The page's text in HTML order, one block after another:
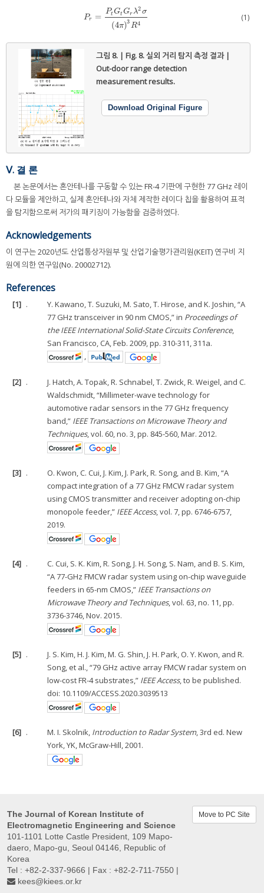
Pr =
PtGtGrλ2σ
(4π)3R4
Pr= PtGtGrλ2σ(4π)3R (1)
그림 8. | Fig. 8.실외 거리 탐지 측정 결과 |
Out-door range detection
measurement results.
Download Original Figure
Ⅴ. 결 론
본 논문에서는 혼안테나를 구동할 수 있는 FR-4 기판에 구현한 77 GHz 레이
다 모듈을 제안하고, 실제 혼안테나와 자체 제작한 레이다 칩을 활용하여 표적
을 탐지함으로써 저가의 패키징이 가능함을 검증하였다.
Acknowledgements
이 연구는 2020년도 산업통상자원부 및 산업기술평가관리원(KEIT) 연구비 지
원에 의한 연구임(No. 20002712).
References
[1] .
Y. Kawano, T. Suzuki, M. Sato, T. Hirose, and K. Joshin, “A
77 GHz transceiver in 90 nm CMOS,” in Proceedings of
the IEEE International Solid-State Circuits Conference,
San Francisco, CA, Feb. 2009, pp. 310-311, 311a.
[2] .
J. Hatch, A. Topak, R. Schnabel, T. Zwick, R. Weigel, and C.
Waldschmidt, “Millimeter-wave technology for
automotive radar sensors in the 77 GHz frequency
band,” IEEE Transactions on Microwave Theory and
Techniques, vol. 60, no. 3, pp. 845-560, Mar. 2012.
[3] .
O. Kwon, C. Cui, J. Kim, J. Park, R. Song, and B. Kim, “A
compact integration of a 77 GHz FMCW radar system
using CMOS transmitter and receiver adopting on-chip
monopole feeder,” IEEE Access, vol. 7, pp. 6746-6757,
2019.
[4] .
C. Cui, S. K. Kim, R. Song, J. H. Song, S. Nam, and B. S. Kim,
“A 77-GHz FMCW radar system using on-chip waveguide
feeders in 65-nm CMOS,” IEEE Transactions on
Microwave Theory and Techniques, vol. 63, no. 11, pp.
3736-3746, Nov. 2015.
[5] .
J. S. Kim, H. J. Kim, M. G. Shin, J. H. Park, O. Y. Kwon, and R.
Song, et al., “79 GHz active array FMCW radar system on
low-cost FR-4 substrates,” IEEE Access, to be published.
doi: 10.1109/ACCESS.2020.3039513
[6] . M. I. Skolnik, Introduction to Radar System, 3rd ed. New
York, YK, McGraw-Hill, 2001.
The Journal of Korean Institute of
Electromagnetic Engineering and Science
101-1101 Lotte Castle President, 109 Mapo-
daero, Mapo-gu, Seoul 04146, Republic of
Korea
Tel : +82-2-337-9666 | Fax : +82-2-711-7550 |
kees@kiees.or.kr
Move to PC Site